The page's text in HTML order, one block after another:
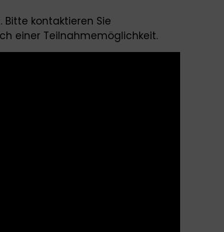
kontaktieren Sie
einer Teilnahmemöglichkeit.